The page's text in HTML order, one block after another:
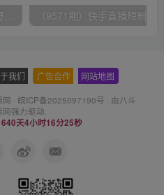
（10150期）2024高考项目野路子玩法，无限裂变，最高一天1W＋！
我们 广告合作 网站地图
网 · 皖ICP备2025097190号 · 由八斗
网强力驱动.
天4小时16分25秒